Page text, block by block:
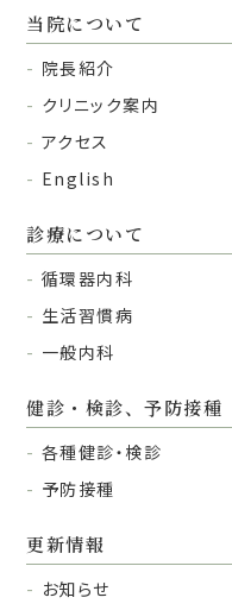
当院について
院長紹介
クリニック案内
アクセス
English
診療について
循環器内科
生活習慣病
一般内科
健診・検診、予防接種
各種健診・検診
予防接種
更新情報
お知らせ